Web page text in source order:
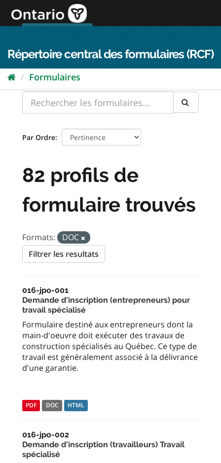
directement
au
Répertoire central des formulaires (RCF)
Formulaires
Par Ordre
82 profils de
formulaire trouvés
Formats:
DOC
Filtrer les resultats
016-jpo-001
Demande d'inscription (entrepreneurs) pour
travail spécialisé
Formulaire destiné aux entrepreneurs dont la
main-d'oeuvre doit exécuter des travaux de
construction spécialisés au Québec. Ce type de
travail est généralement associé à la délivrance
d'une garantie.
PDF DOC HTML
016-jpo-002
Demande d'inscription (travailleurs) Travail
spécialisé